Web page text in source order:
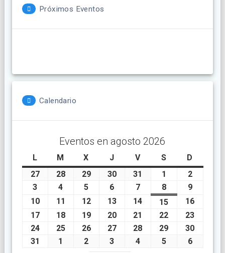
Próximos Eventos
Calendario
Eventos en agosto 2026
LlunesM martes
X miércoles
Jjueves
Vviernes
Ssábado
D
27julio
2026
28julio
2026
29julio
2026
30julio
2026
31
2026
1
agosto
1,
2026
2agosto
2,
2026
3 agosto
3,
2026
4 agosto
4,
2026
5 agosto
5,
2026
6 agosto
6,
2026
7agosto
7,
2026
8agosto
8,
2026
9agosto
9,
2026
10agosto
10,
2026
11
agosto
11,
2026
12agosto
12,
2026
13agosto
13,
2026
14 agosto
2026
15 agosto
2026
16
17agosto
17,
18agosto
18,
19agosto
19,
20agosto
20,
21
agosto
22 agosto
23
24agosto
25agosto
26agosto
27agosto
28 agosto
29 agosto
30
31
agosto
1
septiembre
2 septiembre
3 septiembre
4septiembre
5septiembre
6